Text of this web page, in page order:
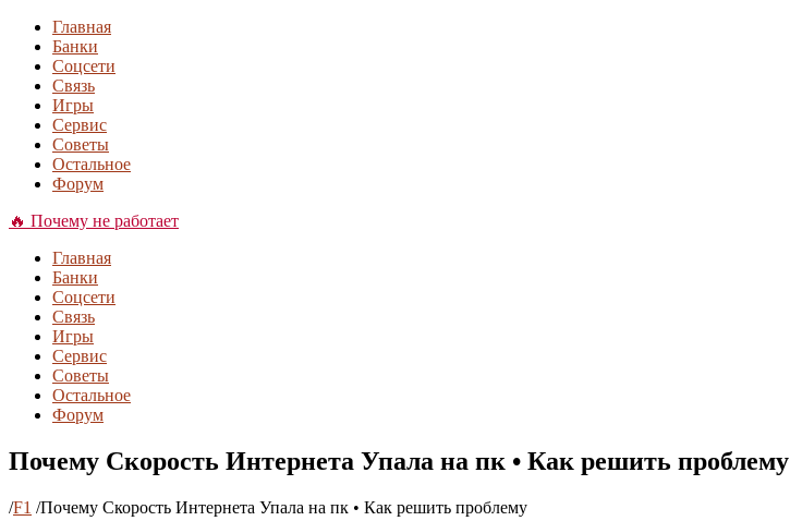
Главная
Банки
Соцсети
Связь
Игры
Сервис
Советы
Остальное
Форум
🔥 Почему не работает
Главная
Банки
Соцсети
Связь
Игры
Сервис
Советы
Остальное
Форум
Почему Скорость Интернета Упала на пк • Как решить проблему
/F1 /Почему Скорость Интернета Упала на пк • Как решить проблему